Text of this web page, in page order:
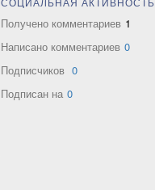
Получено комментариев 1
Написано комментариев 0
Подписчиков 0
Подписан на 0